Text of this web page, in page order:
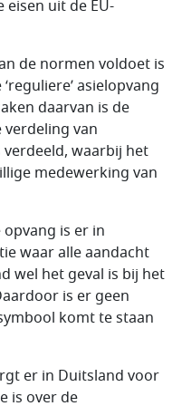
uit de EU-
de normen voldoet is
asielopvang
daarvan is de
van
waarbij het
medewerking van
is er in
waar alle aandacht
wel het geval is bij het
is er geen
komt te staan
er in Duitsland voor
is over de